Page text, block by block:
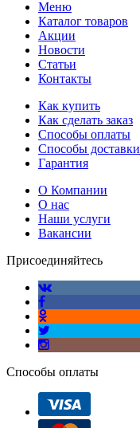
Меню
Каталог товаров
Акции
Новости
Статьи
Контакты
Как купить
Как сделать заказ
Способы оплаты
Способы доставки
Гарантия
О Компании
О нас
Наши услуги
Вакансии
Присоединяйтесь
Способы оплаты